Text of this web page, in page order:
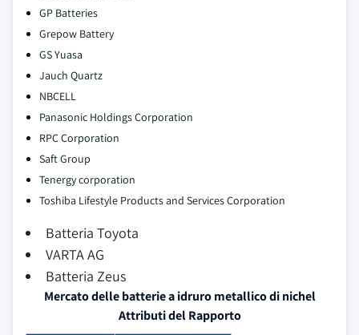
GP Batteries
Grepow Battery
GS Yuasa
Jauch Quartz
NBCELL
Panasonic Holdings Corporation
RPC Corporation
Saft Group
Tenergy corporation
Toshiba Lifestyle Products and Services Corporation
Batteria Toyota
VARTA AG
Batteria Zeus
Mercato delle batterie a idruro metallico di nichel
Attributi del Rapporto